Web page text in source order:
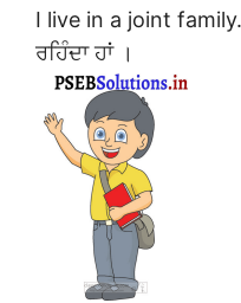
I live in a joint
ਰਹਿੰਦਾ ਹਾਂ ।